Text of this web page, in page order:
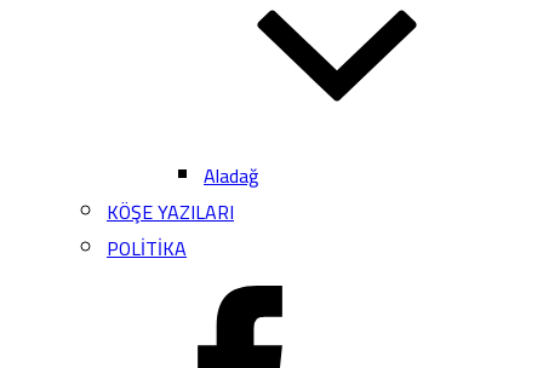
Aladağ
KÖŞE YAZILARI
POLİTİKA